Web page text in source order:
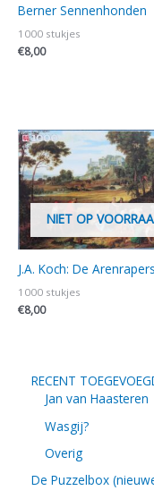
Berner Sennenhonden
1000 stukjes
€8,00
NIET OP
J.A. Koch: De Arenrapers
1000 stukjes
€8,00
RECENT
Jan van Haasteren
Wasgij?
Overig
De Puzzelbox